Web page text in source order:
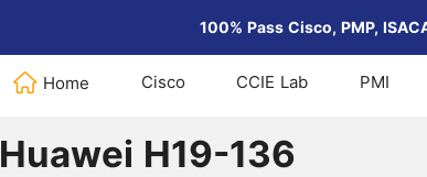
100% Pass Cisco, PMP,
Home Cisco CCIE Lab PMI
Home > Huawei > Huawei H19-136
Huawei H19-136